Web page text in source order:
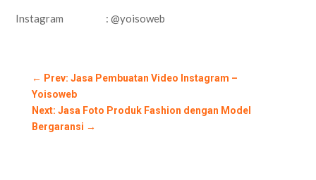
Instagram : @yoisoweb
← Prev: Jasa Pembuatan Video Instagram –
Yoisoweb
Next: Jasa Foto Produk Fashion dengan Model
Bergaransi →